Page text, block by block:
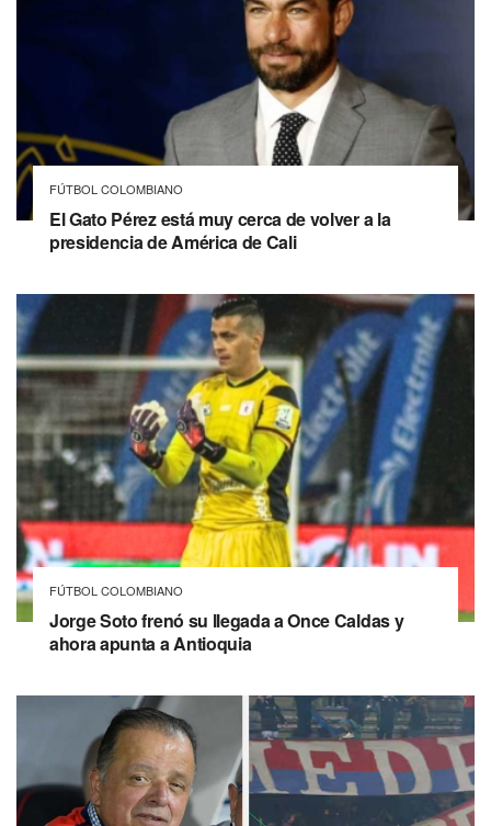
FÚTBOL COLOMBIANO
El Gato Pérez está muy cerca de volver a la
presidencia de América de Cali
FÚTBOL COLOMBIANO
Jorge Soto frenó su llegada a Once Caldas y
ahora apunta a Antioquia